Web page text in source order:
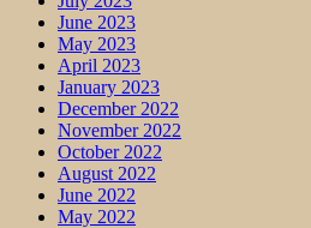
June 2023
May 2023
April 2023
January 2023
December 2022
November 2022
October 2022
August 2022
June 2022
May 2022